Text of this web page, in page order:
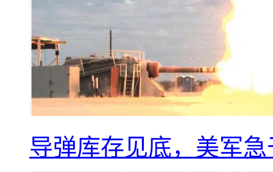
导弹库存见底，美军